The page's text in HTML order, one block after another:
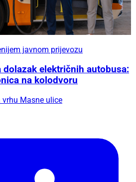
javnom prijevozu
dolazak električnih autobusa:
na kolodvoru
Masne ulice